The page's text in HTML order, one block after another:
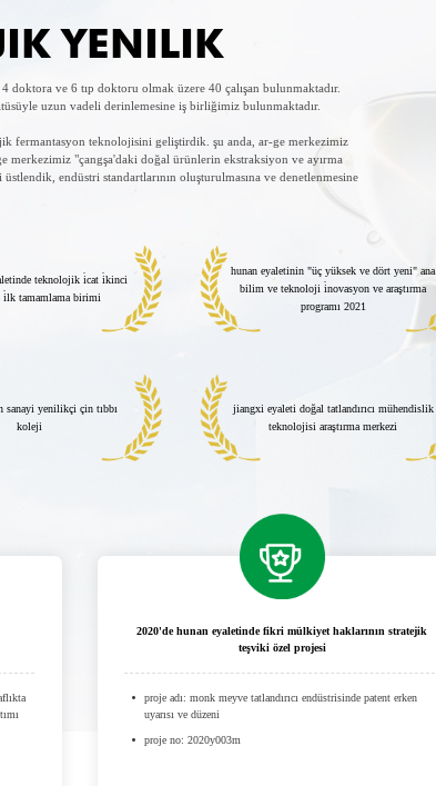
YENILIK
ve 6 tıp doktoru olmak üzere 40 çalışan bulunmaktadır.
uzun vadeli derinlemesine iş birliğimiz bulunmaktadır.
fermantasyon teknolojisini geliştirdik. şu anda, ar-ge merkezimiz
merkezimiz "çangşa'daki doğal ürünlerin ekstraksiyon ve ayırma
endüstri standartlarının oluşturulmasına ve denetlenmesine
teknolojik i̇cat i̇kinci
i̇lk tamamlama birimi
hunan eyaletinin "üç yüksek ve dört yeni" ana
bilim ve teknoloji i̇novasyon ve araştırma
programı 2021
sanayi yenilikçi çin tıbbı
koleji
jiangxi eyaleti doğal tatlandırıcı mühendislik
teknolojisi araştırma merkezi
2020'de hunan eyaletinde fikri mülkiyet haklarının stratejik
teşviki özel projesi
proje adı: monk meyve tatlandırıcı endüstrisinde patent erken
uyarısı ve düzeni
proje no: 2020y003m